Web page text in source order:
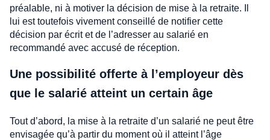
préalable, ni à motiver la décision de mise à la retraite. Il
lui est toutefois vivement conseillé de notifier cette
décision par écrit et de l’adresser au salarié en
recommandé avec accusé de réception.
Une possibilité offerte à l’employeur dès
que le salarié atteint un certain âge
Tout d’abord, la mise à la retraite d’un salarié ne peut être
envisagée qu’à partir du moment où il atteint l’âge